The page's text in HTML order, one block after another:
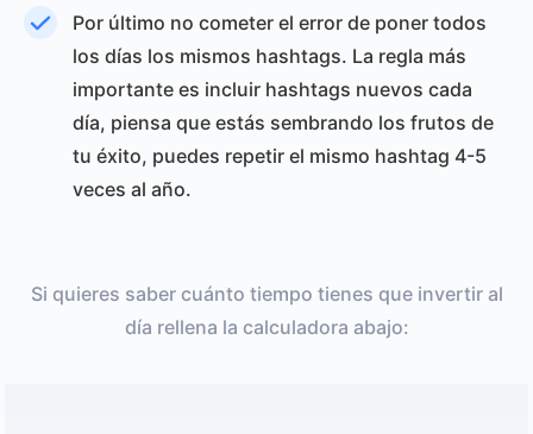
Por último no cometer el error de poner todos
los días los mismos hashtags. La regla más
importante es incluir hashtags nuevos cada
día, piensa que estás sembrando los frutos de
tu éxito, puedes repetir el mismo hashtag 4-5
veces al año.
Si quieres saber cuánto tiempo tienes que invertir al
día rellena la calculadora abajo: